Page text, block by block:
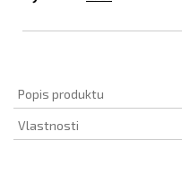
Popis produktu
Vlastnosti